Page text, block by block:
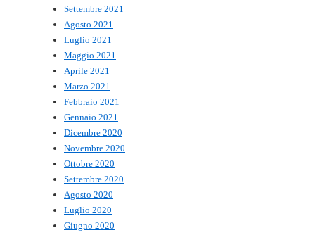
Settembre 2021
Agosto 2021
Luglio 2021
Maggio 2021
Aprile 2021
Marzo 2021
Febbraio 2021
Gennaio 2021
Dicembre 2020
Novembre 2020
Ottobre 2020
Settembre 2020
Agosto 2020
Luglio 2020
Giugno 2020